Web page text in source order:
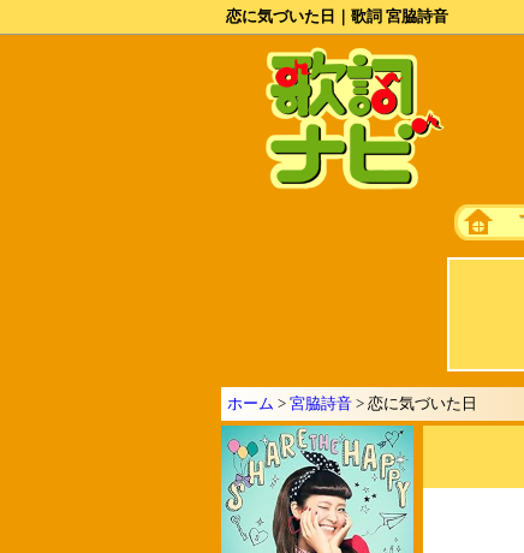
恋に気づいた日｜歌詞 宮脇詩音
ホーム > 宮脇詩音 > 恋に気づいた日